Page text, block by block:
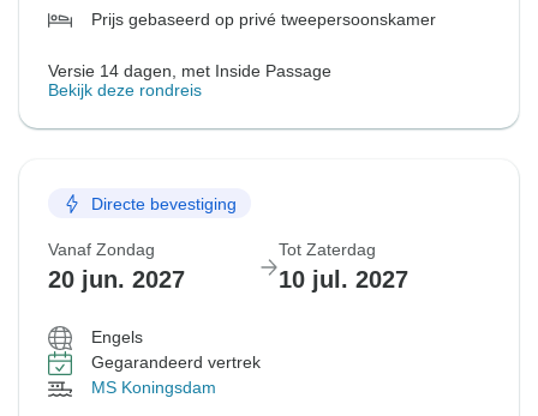
Prijs gebaseerd op privé tweepersoonskamer
Versie 14 dagen, met Inside Passage
Bekijk deze rondreis
Directe bevestiging
Vanaf Zondag
20 jun. 2027
Tot Zaterdag
10 jul. 2027
Engels
Gegarandeerd vertrek
MS Koningsdam